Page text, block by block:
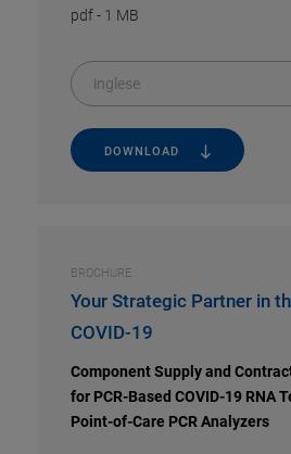
pdf- 1 MB
inglese
DOWNLOAD
BROCHURE
Your Strategic Partner in
COVID-19
Component Supply and
for PCR-Based COVID-19 RNA
Point-of-Care PCR Analyzers